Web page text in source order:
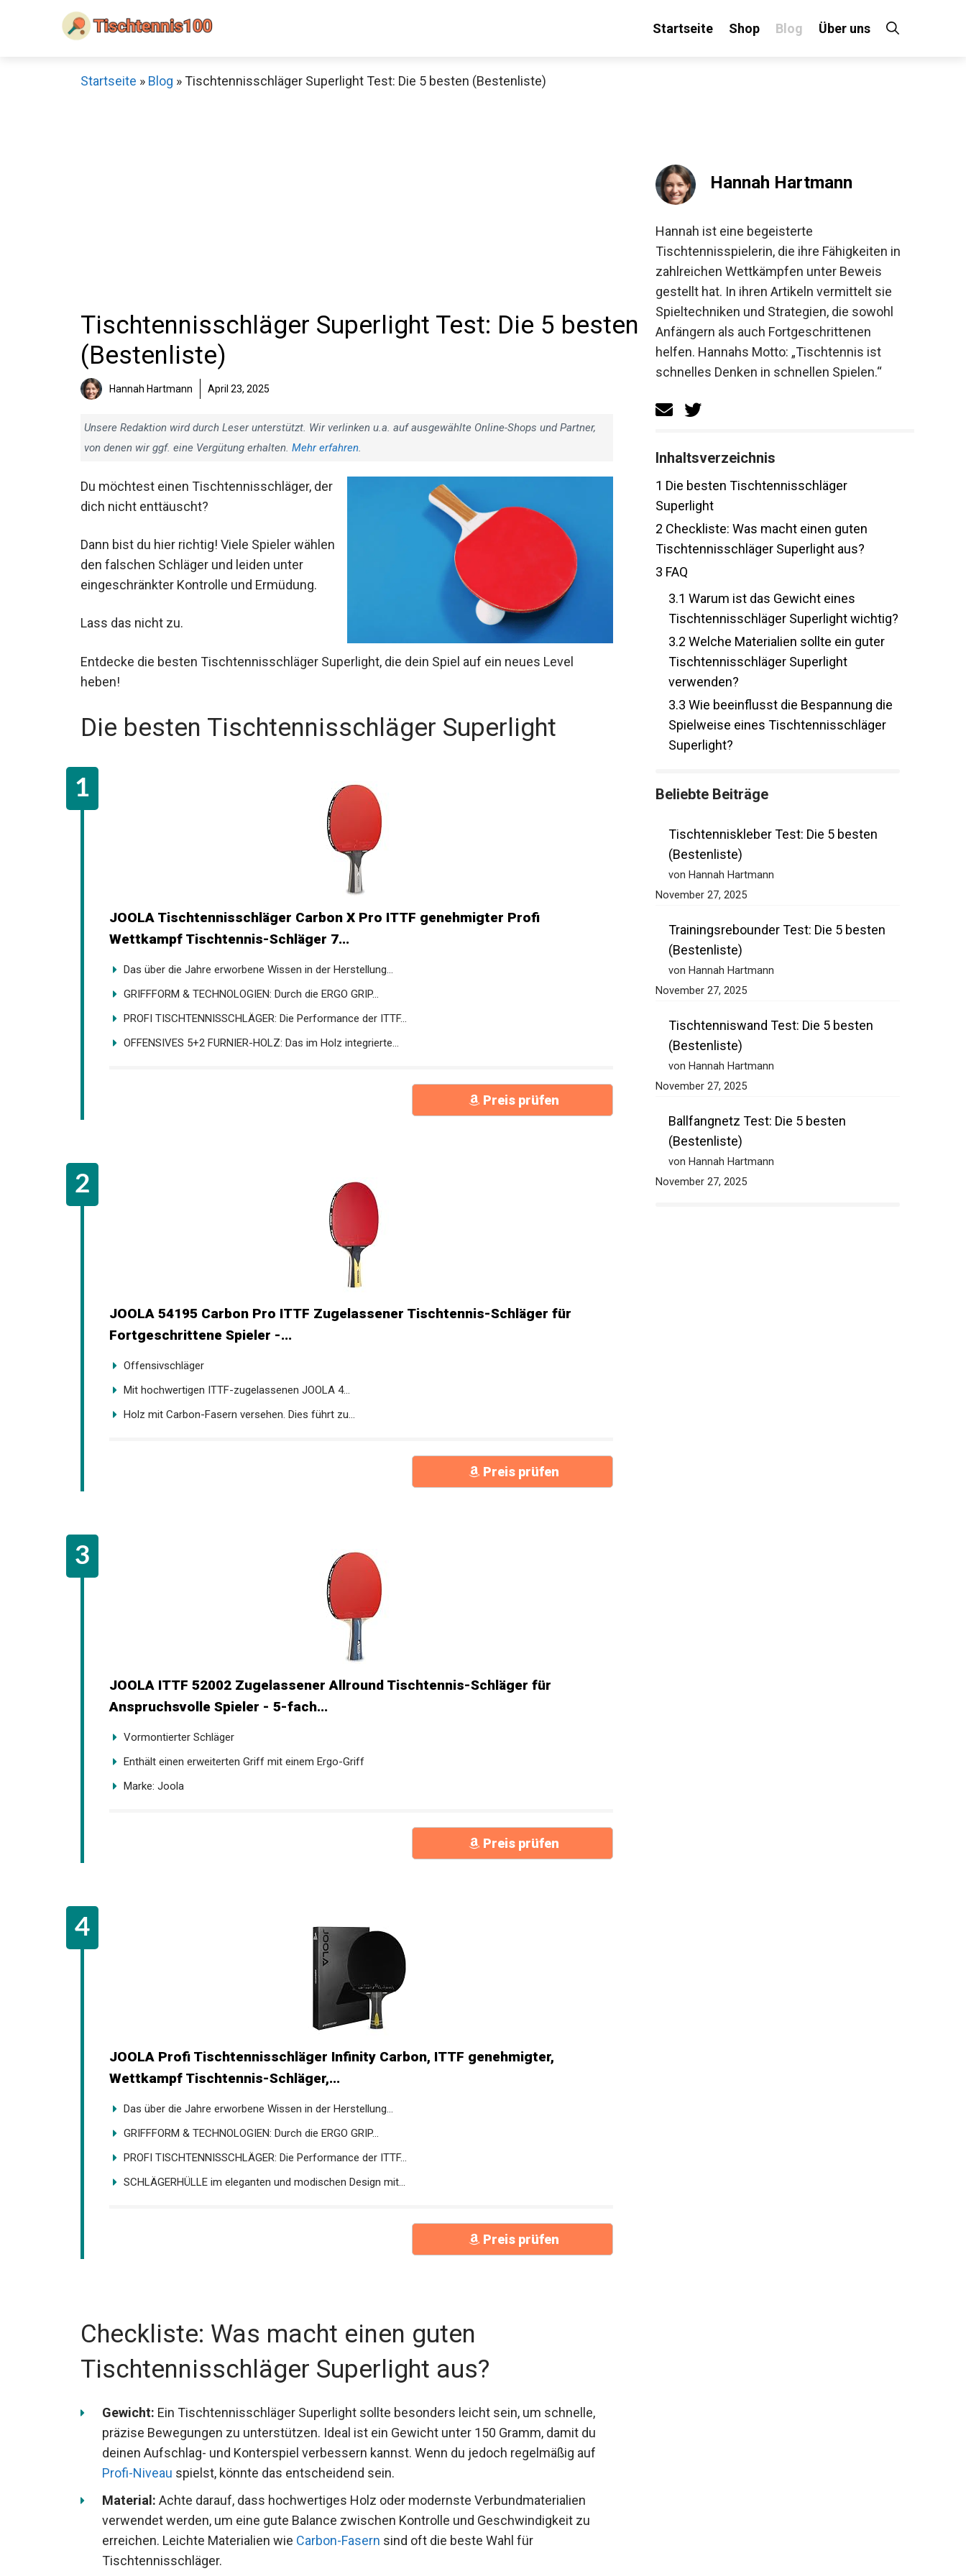
Startseite Shop Blog Über uns
Startseite » Blog »Tischtennisschläger Superlight Test: Die 5 besten (Bestenliste)
Tischtennisschläger Superlight Test: Die 5
besten (Bestenliste)
Hannah Hartmann April 23, 2025
Unsere Redaktion wird durch Leser unterstützt. Wir verlinken u.a. auf ausgewählte Online-Shops und Partner,
von denen wir ggf. eine Vergütung erhalten. Mehr erfahren.
Du möchtest einen Tischtennisschläger,
der dich nicht enttäuscht?
Dann bist du hier richtig! Viele Spieler
wählen den falschen Schläger und leiden
unter eingeschränkter Kontrolle und
Entdecke die besten Tischtennisschläger Superlight, die dein Spiel auf ein neues Level
Die besten Tischtennisschläger Superlight
JOOLA Tischtennisschläger Carbon X Pro ITTF genehmigter Profi
Das über die Jahre erworbene Wissen in der Herstellung...
GRIFFFORM & TECHNOLOGIEN: Durch die ERGO GRIP...
PROFI TISCHTENNISSCHLÄGER: Die Performance der ITTF...
Preis prüfen
JOOLA 54195 Carbon Pro ITTF Zugelassener Tischtennis-Schläger für
Offensivschläger
Mit hochwertigen ITTF-zugelassenen JOOLA 4...
Preis prüfen
JOOLA ITTF 52002 Zugelassener Allround Tischtennis-Schläger für
Vormontierter Schläger
Enthält einen erweiterten Griff mit einem Ergo-Griff
Preis prüfen
JOOLA Profi Tischtennisschläger Infinity Carbon, ITTF genehmigter,
Das über die Jahre erworbene Wissen in der Herstellung...
GRIFFFORM & TECHNOLOGIEN: Durch die ERGO GRIP...
PROFI TISCHTENNISSCHLÄGER: Die Performance der ITTF...
Preis prüfen
Checkliste: Was macht einen guten
Tischtennisschläger Superlight aus?
Gewicht:Ein Tischtennisschläger Superlight sollte besonders leicht sein, um schnelle,
präzise Bewegungen zu unterstützen. Ideal ist ein Gewicht unter 150 Gramm, damit du
deinen Aufschlag- und Konterspiel verbessern kannst. Wenn du jedoch regelmäßig auf
Profi-Niveau
spielst, könnte das entscheidend sein.
Material:Achte darauf, dass hochwertiges Holz oder modernste Verbundmaterialien
verwendet werden, um eine gute Balance zwischen Kontrolle und Geschwindigkeit zu
erreichen. Leichte Materialien wie
Hannah Hartmann
Hannah ist eine begeisterte
Tischtennisspielerin, die ihre Fähigkeiten in
zahlreichen Wettkämpfen unter Beweis
gestellt hat. In ihren Artikeln vermittelt sie
Spieltechniken und Strategien, die sowohl
Anfängern als auch Fortgeschrittenen
helfen. Hannahs Motto: „Tischtennis ist
schnelles Denken in schnellen Spielen.“
Inhaltsverzeichnis
Die besten Tischtennisschläger
Superlight
Checkliste: Was macht einen guten
Tischtennisschläger Superlight aus?
FAQ
3.1Warum ist das Gewicht eines
Tischtennisschläger Superlight
wichtig?
3.2Welche Materialien sollte ein guter
Tischtennisschläger Superlight
verwenden?
3.3Wie beeinflusst die Bespannung die
Spielweise eines Tischtennisschläger
Tischtenniskleber Test: Die 5 besten
(Bestenliste)
von Hannah Hartmann
Trainingsrebounder Test: Die 5 besten
(Bestenliste)
von Hannah Hartmann
Tischtenniswand Test: Die 5 besten
(Bestenliste)
von Hannah Hartmann
Ballfangnetz Test: Die 5 besten
(Bestenliste)
von Hannah Hartmann
Schaue dir jetzt die meistverkauften Produkte im Sale bei Decathlon an!